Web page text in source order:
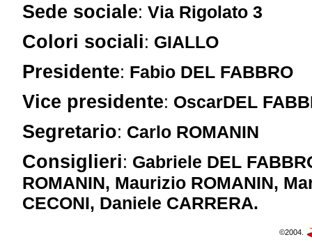
Sede sociale: Via Rigolato 3
Colori sociali: GIALLO
Presidente: Fabio DEL FABBRO
Vice presidente: OscarDEL
Segretario: Carlo ROMANIN
Consiglieri: Gabriele DEL
ROMANIN, Maurizio ROMANIN,
CECONI, Daniele CARRERA.
©2004.